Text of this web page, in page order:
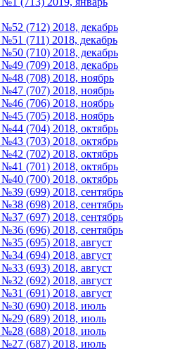
(712) 2018, декабрь
(711) 2018, декабрь
(710) 2018, декабрь
(709) 2018, декабрь
(708) 2018, ноябрь
(707) 2018, ноябрь
(706) 2018, ноябрь
(705) 2018, ноябрь
(704) 2018, октябрь
(703) 2018, октябрь
(702) 2018, октябрь
(701) 2018, октябрь
(700) 2018, октябрь
(699) 2018, сентябрь
(698) 2018, сентябрь
(697) 2018, сентябрь
(696) 2018, сентябрь
(695) 2018, август
(694) 2018, август
(693) 2018, август
(692) 2018, август
(691) 2018, август
№30 (690) 2018, июль
№29 (689) 2018, июль
№28 (688) 2018, июль
№27 (687) 2018, июль